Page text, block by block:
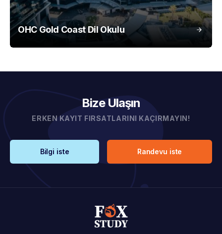
OHC Gold Coast Dil Okulu
Bize Ulaşın
ERKEN KAYIT FIRSATLARINI KAÇIRMAYIN!
Bilgi iste Randevu iste